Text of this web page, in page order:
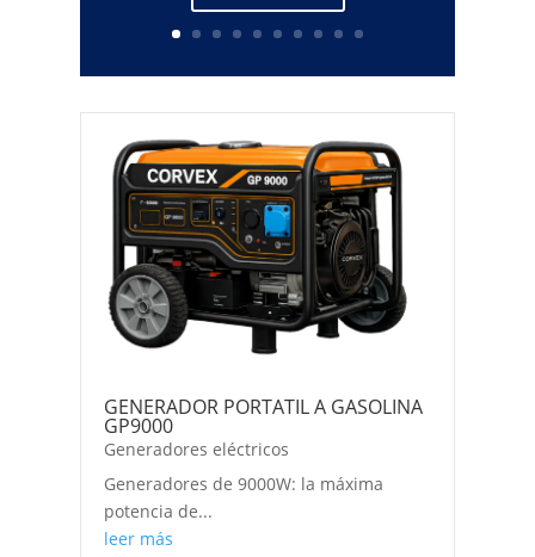
GENERADOR PORTATIL A GASOLINA
GP9000
Generadores eléctricos
Generadores de 9000W: la máxima
potencia de...
leer más